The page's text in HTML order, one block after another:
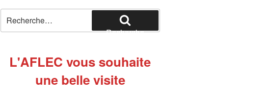
pour
:
Recherche
L'AFLEC vous souhaite
une belle visite